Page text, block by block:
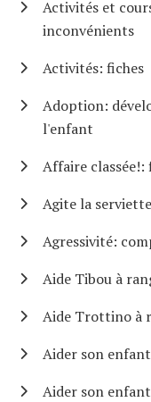
Activités et
inconvénients
Activités: fiches
Adoption:
l'enfant
Affaire
Agite la
Agressivité:
Aide Tibou à
Aide Trottino à
Aider son enfant
Aider son